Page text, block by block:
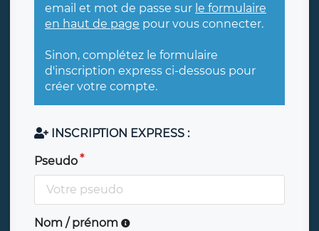
email et mot de passe sur le formulaire
en haut de page pour vous connecter.
Sinon, complétez le formulaire
d'inscription express ci-dessous pour
créer votre compte.
INSCRIPTION EXPRESS :
Pseudo
Nom / prénom